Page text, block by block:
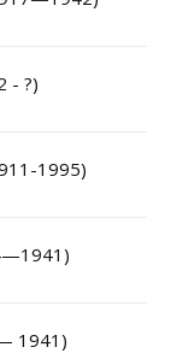
- ?)
1995)
1941)